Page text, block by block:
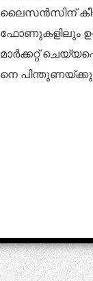
ലൈസൻസിന്
ഫോണുകളിലും
മാർക്കറ്റ്
നെ